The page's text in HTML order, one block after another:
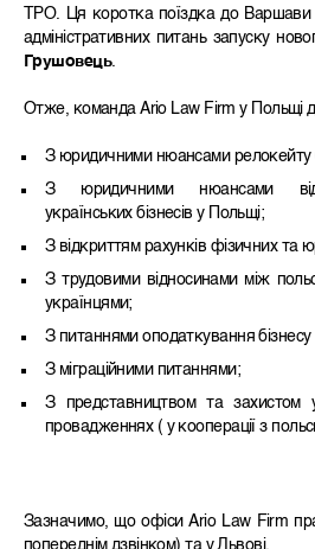
ТРО. Ця коротка поїздка до Варшави
адміністративних питань запуску
Грушовець.
Отже, команда Ario Law Firm у Польщі
З юридичними нюансами релокейту
З юридичними нюансами
українських бізнесів у Польщі;
З відкриттям рахунків фізичних та
З трудовими відносинами між
українцями;
З питаннями оподаткування бізнесу
З міграційними питаннями;
З представництвом та захистом
провадженнях ( у кооперації з
Зазначимо, що офіси Ario Law Firm
попереднім дзвінком) та у Львові.